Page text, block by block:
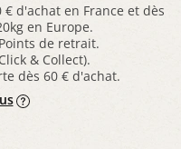
d'achat en France et dès
en Europe.
de retrait.
& Collect).
dès 60 € d'achat.